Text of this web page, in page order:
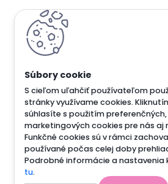
S cieľom uľahčiť používateľom
stránky využívame cookies.
súhlasíte s použitím
marketingových cookies pre nás aj
Funkčné cookies sú v rámci
používané počas celej doby
Podrobné informácie a nastavenia
tu.